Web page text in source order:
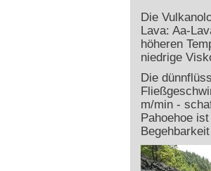
Die
Lava: Aa-
höheren
niedrige
Die
m/min -
Pahoehoe